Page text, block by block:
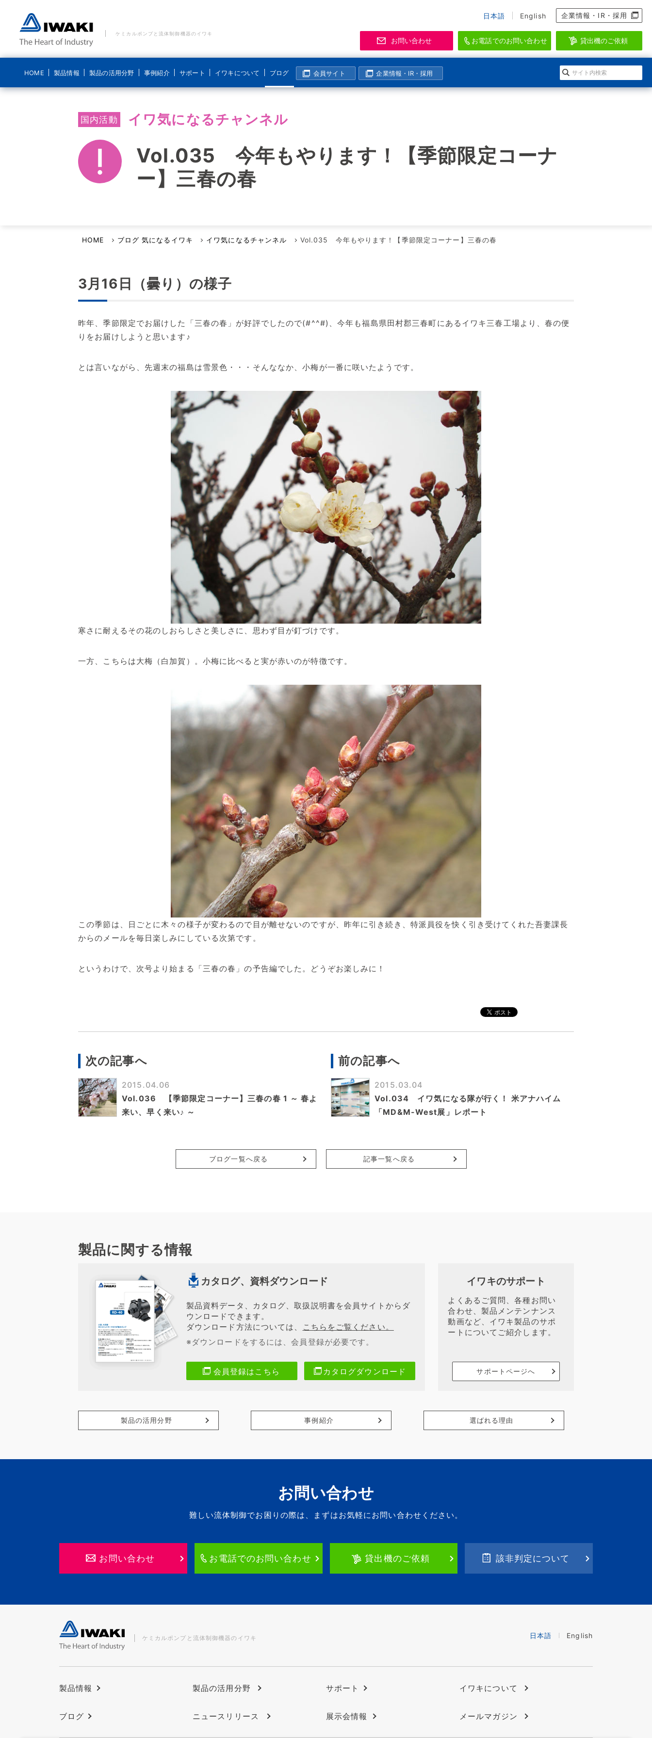
日本語 English 企業情報・IR・採用
ケミカルポンプと流体制御機器のイワキ
お問い合わせ お電話でのお問い合わせ 貸出機のご依頼
HOME 製品情報
ポンプ
モーター駆動定量ポンプ
電磁駆動定量ポンプ
リニアポンプ
システム製品
IWAKI AQUATIC
水生生物の維持管理に特化したシステムを
製品の活用分野
水処理分野
医療機器分野
新エネルギー分野
食品分野
化学分野
表面処理分野
製紙・パルプ分野
半導体・液晶分野
事例紹介
水処理分野
食品分野
半導体・液晶分野
その他の分野
サポート
メールでのお問い合わせ
電話でのお問い合わせ
貸出機のご依頼
修理に関するお問い合わせ
よくあるご質問
該非判定について
生産終了製品情報
動画ギャラリー
会員登録
会員ログイン
イワキについて
経営理念
コンプライアンス基本方針
ディスクロージャーポリシー
会社概要
品質・環境方針
支店・営業所
海外拠点
生産拠点
技術センター
ニュースリリース
ブログ
導入事例
こんなところにイワキです
コンニチハ！世界のIWAKI
過去のメールマガジン一覧
会員サイト 企業情報・IR・採用
国内活動 イワ気になるチャンネル
Vol.035 今年もやります！【季節限定コーナ
ー】三春の春
HOME ブログ 気になるイワキ イワ気になるチャンネル Vol.035 今年もやります！【季節限定コーナー】三春の春
3月16日（曇り）の様子
昨年、季節限定でお届けした「三春の春」が好評でしたので(#^^#)、今年も福島県田村郡三春町にあるイワキ三春工場より、春の便
りをお届けしようと思います♪
とは言いながら、先週末の福島は雪景色・・・そんななか、小梅が一番に咲いたようです。
寒さに耐えるその花のしおらしさと美しさに、思わず目が釘づけです。
一方、こちらは大梅（白加賀）。小梅に比べると実が赤いのが特徴です。
この季節は、日ごとに木々の様子が変わるので目が離せないのですが、昨年に引き続き、特派員役を快く引き受けてくれた吾妻課長
からのメールを毎日楽しみにしている次第です。
というわけで、次号より始まる「三春の春」の予告編でした。どうぞお楽しみに！
次の記事へ
2015.04.06
Vol.036 【季節限定コーナー】三春の春 1 ～ 春よ
来い、早く来い♪ ～
前の記事へ
2015.03.04
Vol.034 イワ気になる隊が行く！ 米アナハイム
「MD&M-West展」レポート
ブログ一覧へ戻る 記事一覧へ戻る
製品に関する情報
カタログ、資料ダウンロード
製品資料データ、カタログ、取扱説明書を会員サイトからダ
ウンロードできます。
ダウンロード方法については、
こちらをご覧ください。
※ダウンロードをするには、会員登録が必要です。
会員登録はこちら カタログダウンロード
イワキのサポート
よくあるご質問、各種お問い
合わせ、製品メンテンナンス
動画など、イワキ製品のサポ
ートについてご紹介します。
サポートページへ
製品の活用分野 事例紹介 選ばれる理由
お問い合わせ
難しい流体制御でお困りの際は、 まずはお気軽にお問い合わせください。
お問い合わせ お電話でのお問い合わせ 貸出機のご依頼 該非判定について
ケミカルポンプと流体制御機器のイワキ 日本語 English
製品情報 製品の活用分野 サポート イワキについて
ブログ ニュースリリース 展示会情報 メールマガジン